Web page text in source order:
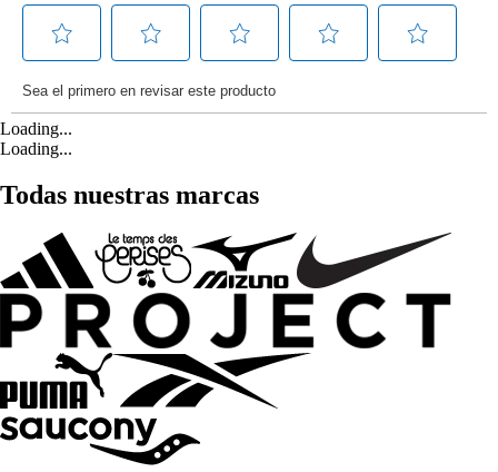
Loading...
Loading...
Todas nuestras marcas